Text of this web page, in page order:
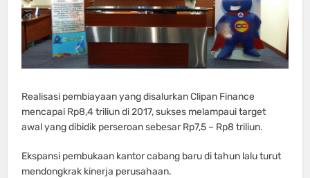
Realisasi pembiayaan yang disalurkan Clipan Finance
mencapai Rp8,4 triliun di 2017, sukses melampaui target
awal yang dibidik perseroan sebesar Rp7,5 – Rp8 triliun.
Ekspansi pembukaan kantor cabang baru di tahun lalu turut
mendongkrak kinerja perusahaan.